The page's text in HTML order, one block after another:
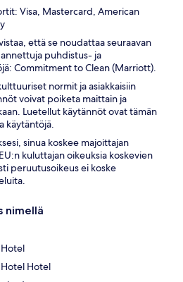
Visa, Mastercard, American
että se noudattaa seuraavan
puhdistus- ja
Commitment to Clean (Marriott).
normit ja asiakkaisiin
voivat poiketa maittain ja
Luetellut käytännöt ovat tämän
käytäntöjä.
sinua koskee majoittajan
kuluttajan oikeuksia koskevien
peruutusoikeus ei koske
nimellä
Hotel